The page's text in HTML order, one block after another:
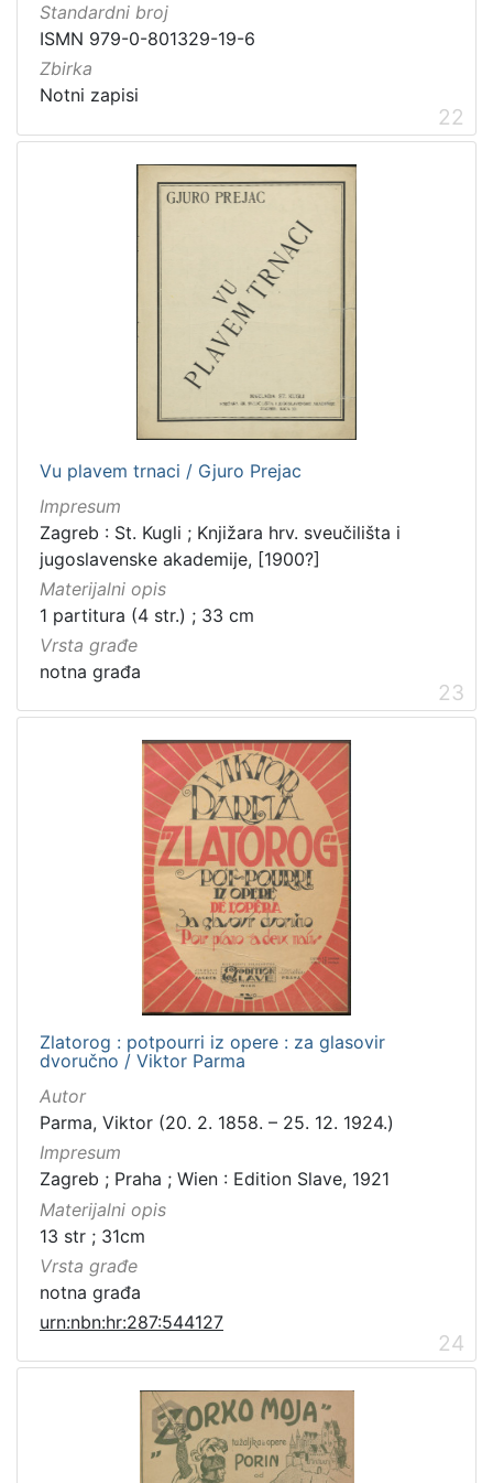
Standardni broj
ISMN 979-0-801329-19-6
Zbirka
Notni zapisi
22
Vu plavem trnaci / Gjuro Prejac
Impresum
Zagreb : St. Kugli ; Knjižara hrv. sveučilišta i
jugoslavenske akademije, [1900?]
Materijalni opis
1 partitura (4 str.) ; 33 cm
Vrsta građe
notna građa
23
Zlatorog : potpourri iz opere : za glasovir
dvoručno / Viktor Parma
Autor
Parma, Viktor (20. 2. 1858. – 25. 12. 1924.)
Impresum
Zagreb ; Praha ; Wien : Edition Slave, 1921
Materijalni opis
13 str ; 31cm
Vrsta građe
notna građa
urn:nbn:hr:287:544127
24